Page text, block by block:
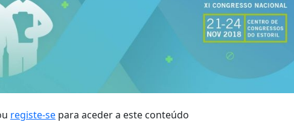
registe-se para aceder a este conteúdo